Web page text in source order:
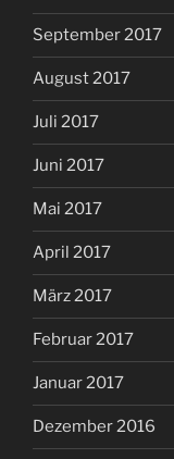
September 2017
August 2017
Juli 2017
Juni 2017
Mai 2017
April 2017
März 2017
Februar 2017
Januar 2017
Dezember 2016